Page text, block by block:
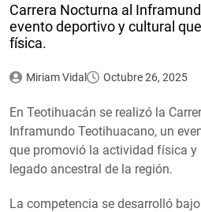
Carrera Nocturna al
evento deportivo y cultural
física.
Miriam Vidal Octubre 26, 2025
En Teotihuacán se realizó la
Inframundo Teotihuacano, un
que promovió la actividad física y
legado ancestral de la región.
La competencia se desarrolló